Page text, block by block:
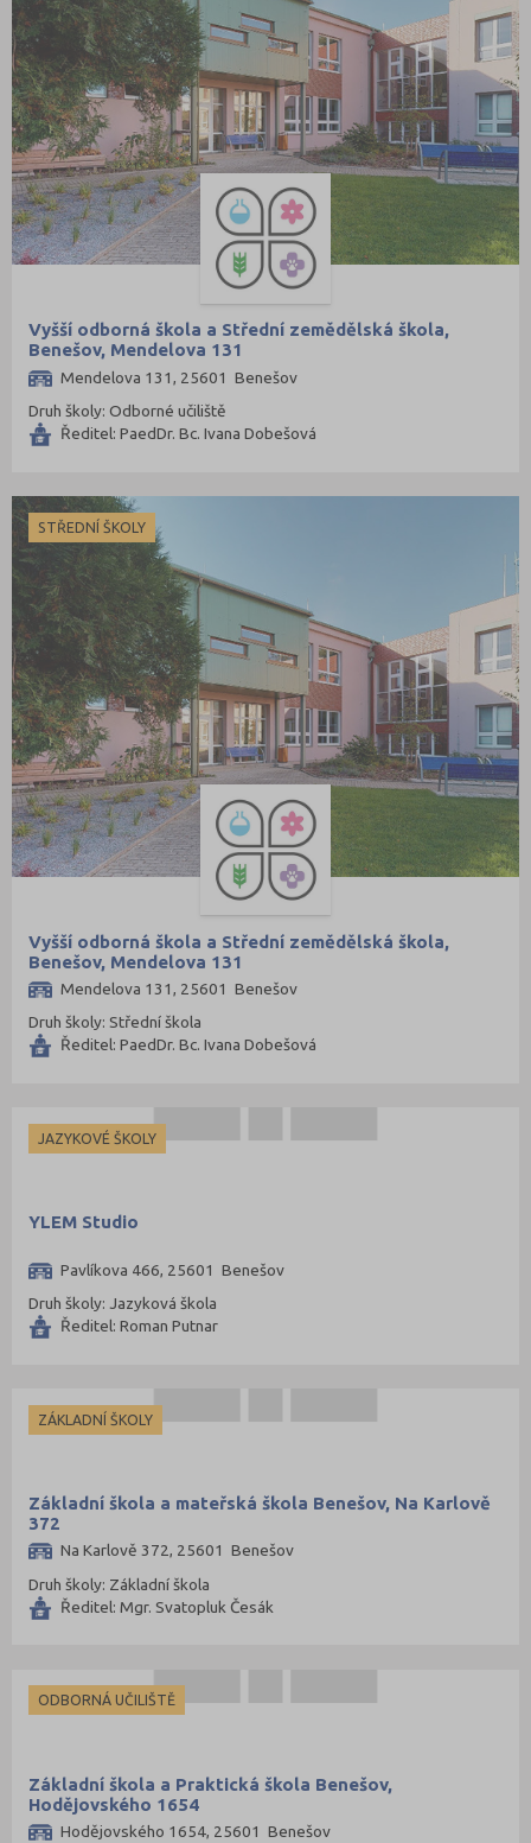
Vyšší odborná škola a Střední zemědělská škola,
Benešov, Mendelova 131
Mendelova 131, 25601 Benešov
Druh školy: Odborné učiliště
Ředitel: PaedDr. Bc. Ivana Dobešová
STŘEDNÍ ŠKOLY
Vyšší odborná škola a Střední zemědělská škola,
Benešov, Mendelova 131
Mendelova 131, 25601 Benešov
Druh školy: Střední škola
Ředitel: PaedDr. Bc. Ivana Dobešová
JAZYKOVÉ ŠKOLY
YLEM Studio
Pavlíkova 466, 25601 Benešov
Druh školy: Jazyková škola
Ředitel: Roman Putnar
ZÁKLADNÍ ŠKOLY
Základní škola a mateřská škola Benešov, Na Karlově
372
Na Karlově 372, 25601 Benešov
Druh školy: Základní škola
Ředitel: Mgr. Svatopluk Česák
ODBORNÁ UČILIŠTĚ
Základní škola a Praktická škola Benešov,
Hodějovského 1654
Hodějovského 1654, 25601 Benešov